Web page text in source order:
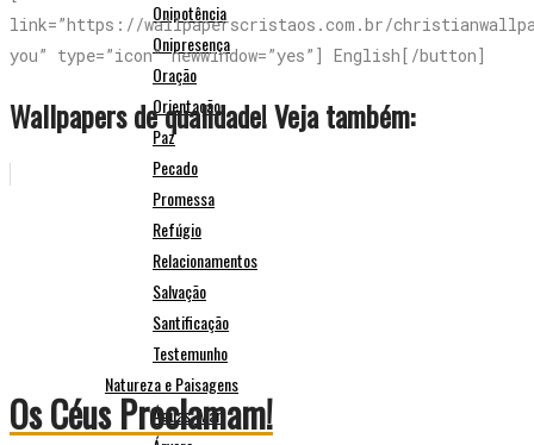
Onipotência
Onipresença
Oração
Orientação
Paz
Pecado
Promessa
Refúgio
Relacionamentos
Salvação
Santificação
Testemunho
Natureza e Paisagens
Águas, Mar
link=”https://wallpaperscristaos.com.br/
you” type=”icon” newwindow=”yes”] English[/button]
Wallpapers de qualidade! Veja também:
Os Céus Proclamam!